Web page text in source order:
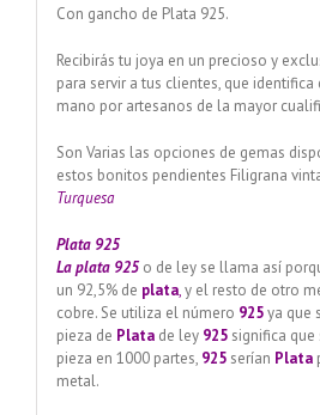
Con gancho de Plata 925.
Recibirás tu joya en un precioso y
para servir a tus clientes, que
mano por artesanos de la mayor
Son Varias las opciones de gemas
estos bonitos pendientes Filigrana
Turquesa
Plata 925
La plata 925 o de ley se llama así
un 92,5% de plata,y el resto de otro
cobre. Se utiliza el número 925ya que
pieza de Platade ley 925significa que
pieza en 1000 partes, 925serían Plata
metal.